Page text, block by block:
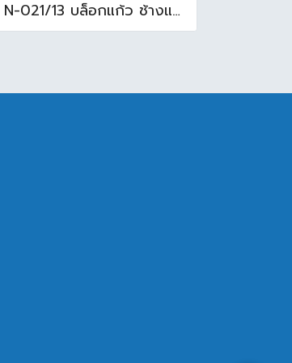
N-021/13 บล็อกแก้ว ช้างแก้ว WOW แก้วประดับฟ้า ( 24X11.5X8cm )